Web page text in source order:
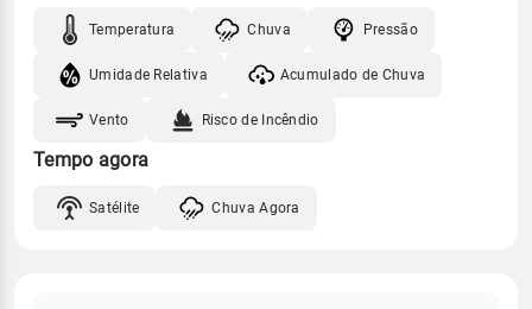
Temperatura Chuva Pressão
Umidade Relativa Acumulado de Chuva
Vento Risco de Incêndio
Tempo agora
Satélite Chuva Agora